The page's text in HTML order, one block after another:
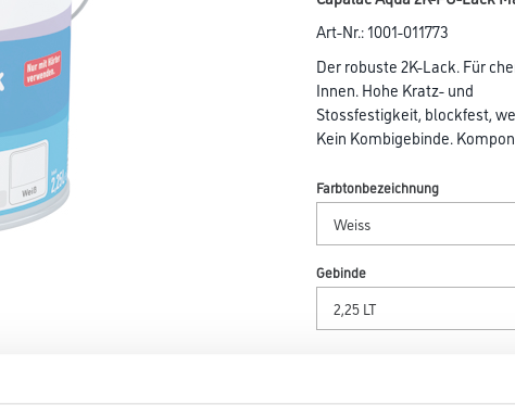
Art-Nr.:1001-011773
Der robuste 2K-Lack. Für
Innen. Hohe Kratz- und
Stossfestigkeit, blockfest,
Kein Kombigebinde.
Farbtonbezeichnung
Gebinde